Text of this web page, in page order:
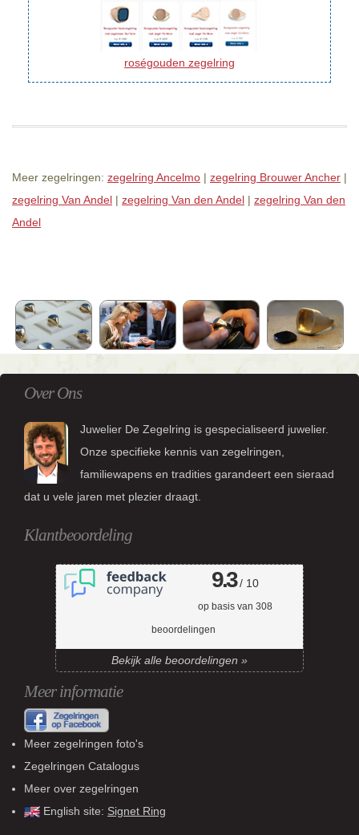
roségouden zegelring
Meer zegelringen: zegelring Ancelmo | zegelring Brouwer Ancher |
zegelring Van Andel | zegelring Van den Andel | zegelring Van den
Andel
Over Ons
Juwelier De Zegelring is gespecialiseerd juwelier.
Onze specifieke kennis van zegelringen,
familiewapens en tradities garandeert een sieraad
dat u vele jaren met plezier draagt.
Klantbeoordeling
9.3/ 10
op basis van 308
beoordelingen
Bekijk alle beoordelingen »
Meer informatie
Meer zegelringen foto's
Zegelringen Catalogus
Meer over zegelringen
English site: Signet Ring